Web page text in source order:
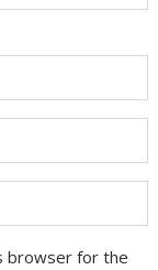
browser for the